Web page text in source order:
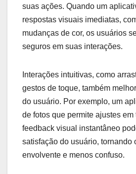
suas ações. Quando um
respostas visuais imediatas,
mudanças de cor, os usuários
seguros em suas interações.
Interações intuitivas, como
gestos de toque, também
do usuário. Por exemplo, um
de fotos que permite ajustes em
feedback visual instantâneo
satisfação do usuário, tornando
envolvente e menos confuso.